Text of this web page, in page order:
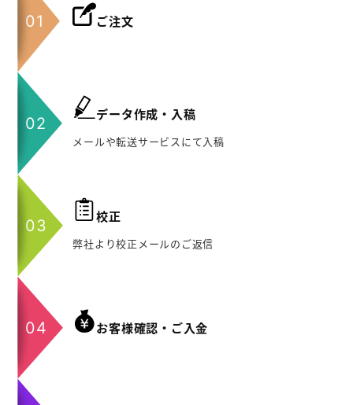
ご注文
データ作成・入稿
メールや転送サービスにて入稿
校正
弊社より校正メールのご返信
お客様確認・ご入金